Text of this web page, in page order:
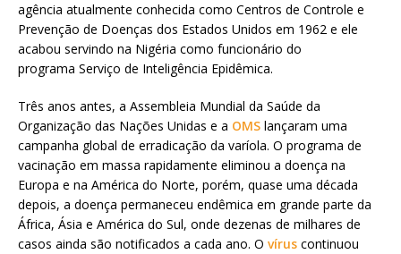
agência atualmente conhecida como Centros de Controle e
Prevenção de Doenças dos Estados Unidos em 1962 e ele
acabou servindo na Nigéria como funcionário do
programa Serviço de Inteligência Epidêmica.
Três anos antes, a Assembleia Mundial da Saúde da
Organização das Nações Unidas e a OMS lançaram uma
campanha global de erradicação da varíola. O programa de
vacinação em massa rapidamente eliminou a doença na
Europa e na América do Norte, porém, quase uma década
depois, a doença permaneceu endêmica em grande parte da
África, Ásia e América do Sul, onde dezenas de milhares de
casos ainda são notificados a cada ano. O vírus continuou